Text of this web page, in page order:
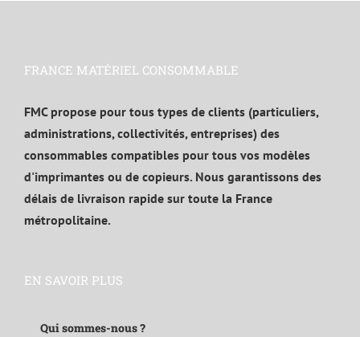
FRANCE MATÉRIEL CONSOMMABLE
FMC propose pour tous types de clients (particuliers,
administrations, collectivités, entreprises) des
consommables compatibles pour tous vos modèles
d'imprimantes ou de copieurs. Nous garantissons des
délais de livraison rapide sur toute la France
métropolitaine.
EN SAVOIR PLUS
Qui sommes-nous ?